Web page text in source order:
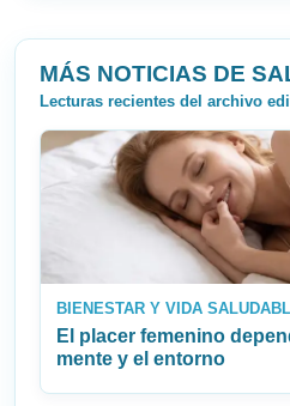
MÁS NOTICIAS DE
Lecturas recientes del archivo
BIENESTAR Y VIDA
El placer femenino
mente y el entorno